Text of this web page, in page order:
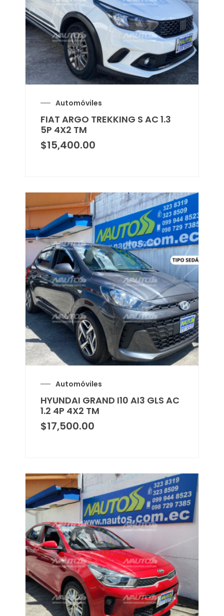
Automóviles
FIAT ARGO TREKKING S AC 1.3
5P 4X2 TM
$15,400.00
Automóviles
HYUNDAI GRAND I10 AI3 GLS AC
1.2 4P 4X2 TM
$17,500.00